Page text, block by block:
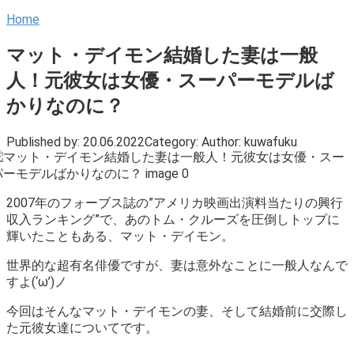
Home
マット・デイモン結婚した妻は一般
人！元彼女は女優・スーパーモデルば
かりなのに？
Published by: 20.06.2022Category: Author: kuwafuku
2007年のフォーブス誌の”アメリカ映画出演料当たりの興行
収入ランキング”で、あのトム・クルーズを圧倒しトップに
輝いたこともある、マット・デイモン。
世界的な超有名俳優ですが、妻は意外なことに一般人なんで
すよ(‘ω’)ノ
今回はそんなマット・デイモンの妻、そして結婚前に交際し
た元彼女達についてです。